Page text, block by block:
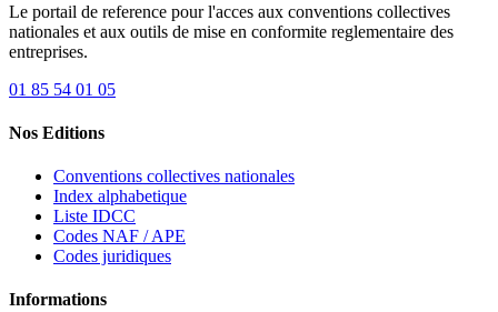
Le portail de reference pour l'acces aux conventions collectives
nationales et aux outils de mise en conformite reglementaire des
entreprises.
01 85 54 01 05
Nos Editions
Conventions collectives nationales
Index alphabetique
Liste IDCC
Codes NAF / APE
Codes juridiques
Informations